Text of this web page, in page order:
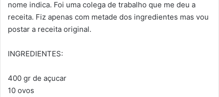
nome indica. Foi uma colega de trabalho que me deu a
receita. Fiz apenas com metade dos ingredientes mas vou
postar a receita original.
INGREDIENTES:
400 gr de açucar
10 ovos